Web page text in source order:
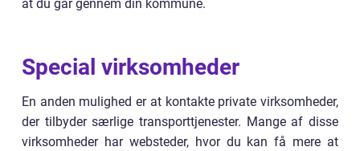
at du går gennem din kommune.
Special virksomheder
En anden mulighed er at kontakte private virksomheder,
der tilbyder særlige transporttjenester. Mange af disse
virksomheder har websteder, hvor du kan få mere at